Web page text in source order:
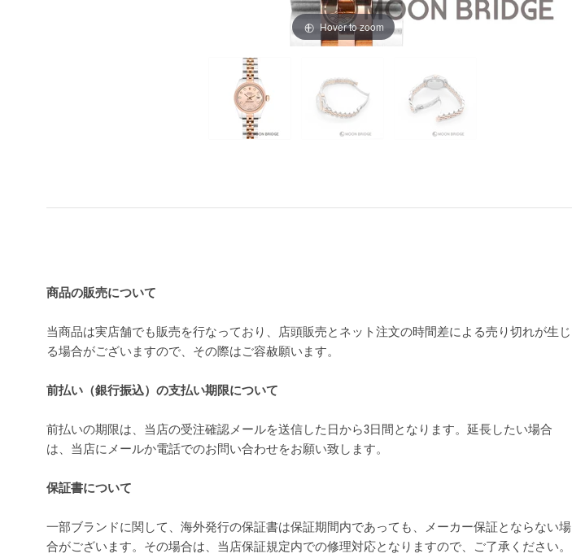
Hover to zoom
商品の販売について
当商品は実店舗でも販売を行なっており、店頭販売とネット注文の時間差による売り切れが生じ
る場合がございますので、その際はご容赦願います。
前払い（銀行振込）の支払い期限について
前払いの期限は、当店の受注確認メールを送信した日から3日間となります。延長したい場合
は、当店にメールか電話でのお問い合わせをお願い致します。
保証書について
一部ブランドに関して、海外発行の保証書は保証期間内であっても、メーカー保証とならない場
合がございます。その場合は、当店保証規定内での修理対応となりますので、ご了承ください。